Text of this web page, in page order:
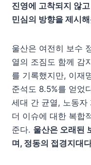
진영에 고착되지 않
민심의 방향을 제시
울산은 여전히 보수
열의 조짐도 함께 감
를 기록했지만, 이재
준석도 8.5%를 얻었
세대 간 균열, 노동자
더 이슈에 대한 복합
준다. 울산은 오래된
며, 정동의 접경지대